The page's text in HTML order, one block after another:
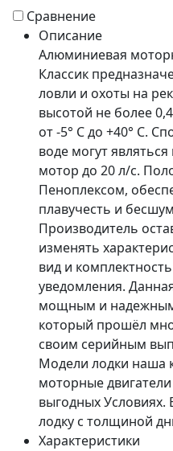
Сравнение
Описание
Алюминиевая
Классик
ловли и охоты на
высотой не более
от -5° С до +40° С.
воде могут
мотор до 20 л/с.
Пеноплексом,
плавучесть и
Производитель
изменять
вид и
уведомления.
мощным и
который прошёл
своим серийным
Модели лодки наша
моторные
выгодных
лодку с толщиной
Характеристики